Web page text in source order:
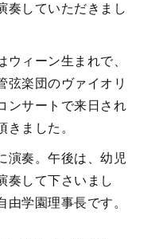
奏していただきまし
ィーン生まれで、
弦楽団のヴァイオリ
ンサートで来日され
ました。
演奏。午後は、幼児
奏して下さいまし
学園理事長です。